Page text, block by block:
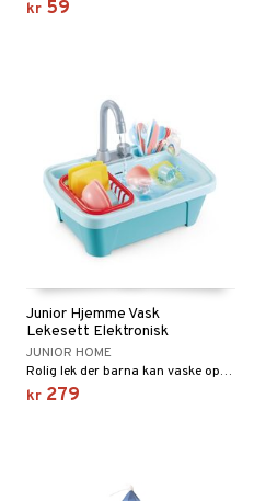
kr 59
Junior Hjemme Vask
Lekesett Elektronisk
JUNIOR HOME
Rolig lek der barna kan vaske opp under rennende vann!
kr 279